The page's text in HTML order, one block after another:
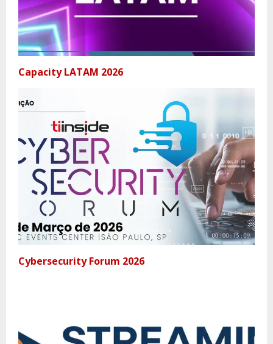
Capacity LATAM 2026
Cybersecurity Forum 2026